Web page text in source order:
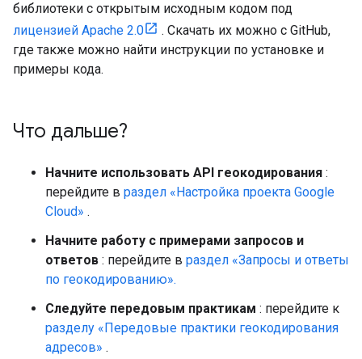
библиотеки с открытым исходным кодом под
лицензией Apache 2.0
. Скачать их можно с GitHub,
где также можно найти инструкции по установке и
примеры кода.
Что дальше?
Начните использовать API геокодирования :
перейдите в раздел «Настройка проекта Google
Cloud» .
Начните работу с примерами запросов и
ответов : перейдите в раздел «Запросы и ответы
по геокодированию».
Следуйте передовым практикам : перейдите к
разделу «Передовые практики геокодирования
адресов» .